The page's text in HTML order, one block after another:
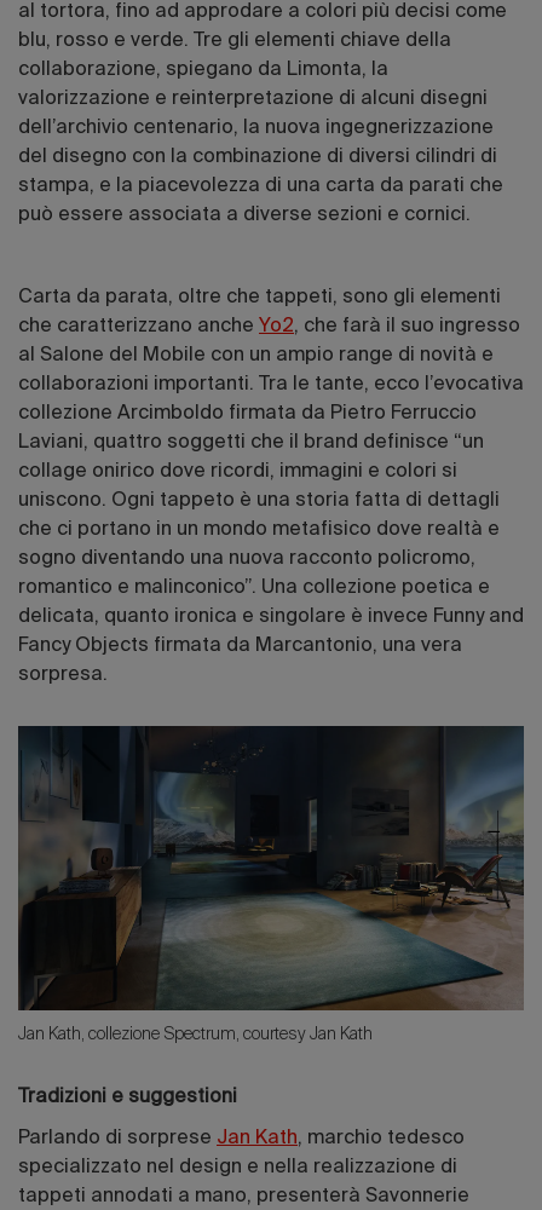
al tortora, fino ad approdare a colori più decisi come
blu, rosso e verde. Tre gli elementi chiave della
collaborazione, spiegano da Limonta, la
valorizzazione e reinterpretazione di alcuni disegni
dell’archivio centenario, la nuova ingegnerizzazione
del disegno con la combinazione di diversi cilindri di
stampa, e la piacevolezza di una carta da parati che
può essere associata a diverse sezioni e cornici.
Carta da parata, oltre che tappeti, sono gli elementi
che caratterizzano anche Yo2, che farà il suo ingresso
al Salone del Mobile con un ampio range di novità e
collaborazioni importanti. Tra le tante, ecco l’evocativa
collezione Arcimboldo firmata da Pietro Ferruccio
Laviani, quattro soggetti che il brand definisce “un
collage onirico dove ricordi, immagini e colori si
uniscono. Ogni tappeto è una storia fatta di dettagli
che ci portano in un mondo metafisico dove realtà e
sogno diventando una nuova racconto policromo,
romantico e malinconico”. Una collezione poetica e
delicata, quanto ironica e singolare è invece Funny and
Fancy Objects firmata da Marcantonio, una vera
sorpresa.
Jan Kath, collezione Spectrum, courtesy Jan Kath
Tradizioni e suggestioni
Parlando di sorprese Jan Kath, marchio tedesco
specializzato nel design e nella realizzazione di
tappeti annodati a mano, presenterà Savonnerie